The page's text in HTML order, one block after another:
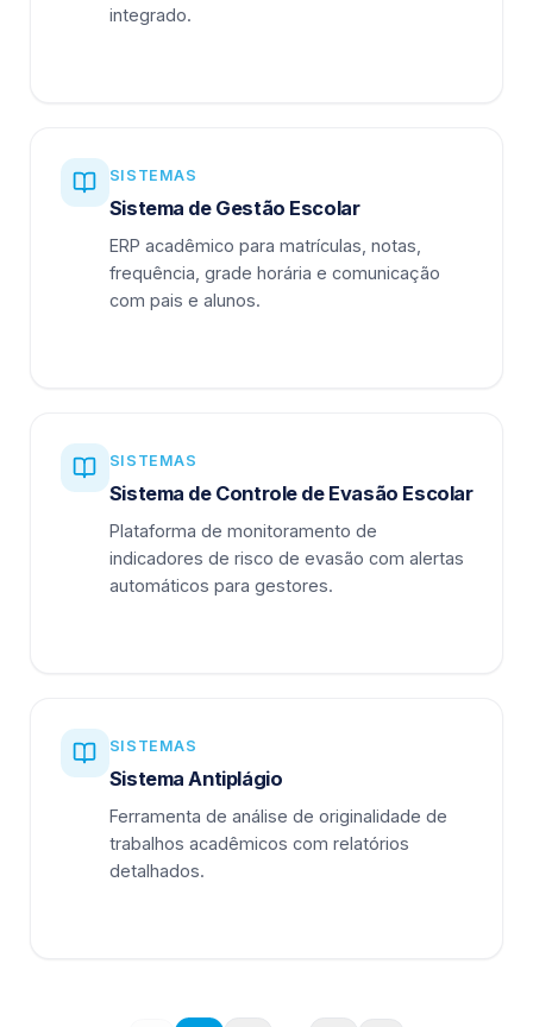
integrado.
SISTEMAS
Sistema de Gestão Escolar
ERP acadêmico para matrículas, notas,
frequência, grade horária e comunicação
com pais e alunos.
SISTEMAS
Sistema de Controle de Evasão Escolar
Plataforma de monitoramento de
indicadores de risco de evasão com alertas
automáticos para gestores.
SISTEMAS
Sistema Antiplágio
Ferramenta de análise de originalidade de
trabalhos acadêmicos com relatórios
detalhados.